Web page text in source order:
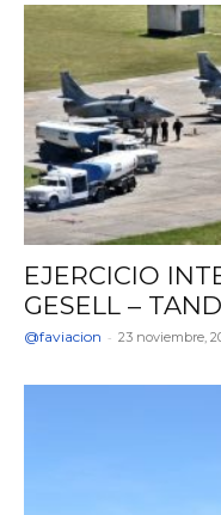
EJERCICIO
GESELL –
@faviacion - 23 noviembre,